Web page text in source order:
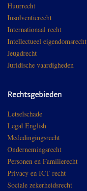
Huurrecht
Insolventierecht
Internationaal recht
Intellectueel eigendomsrecht
Jeugdrecht
Juridische vaardigheden
Rechtsgebieden
Letselschade
Legal English
Mededingingsrecht
Ondernemingsrecht
Personen en Familierecht
Privacy en ICT recht
Sociale zekerheidsrecht